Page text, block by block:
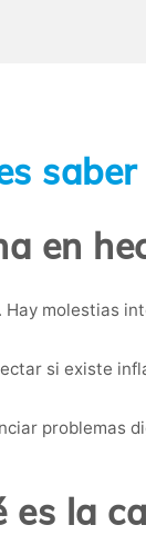
en
molestias
si existe
es la